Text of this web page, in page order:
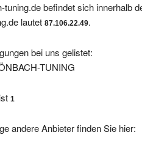
befindet sich innerhalb
lautet87.106.22.49.
bei uns gelistet:
TUNING
1
andere Anbieter finden Sie hier: